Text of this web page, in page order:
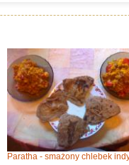
Paratha - smażony chlebek